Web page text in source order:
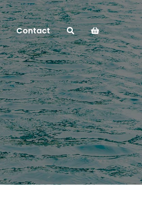
Contact